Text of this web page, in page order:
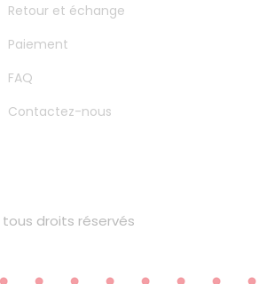
Retour et échange
Paiement
FAQ
Contactez-nous
tous droits réservés